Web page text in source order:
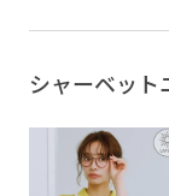
ちゃんとプラス
スタイルアップ
シャーベット